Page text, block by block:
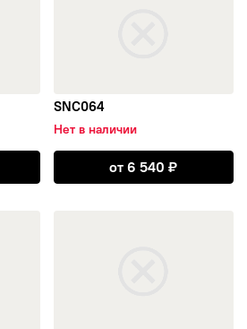
SNC012
SNC064
от6 540 ₽
Открыть
Нет в наличии